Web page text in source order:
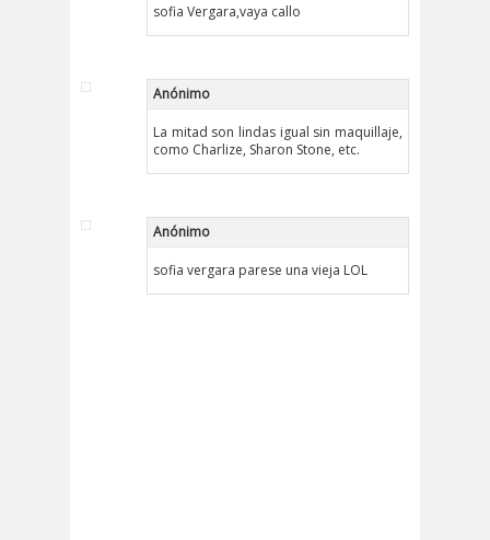
sofia Vergara,vaya callo
Anónimo
La mitad son lindas igual sin maquillaje,
como Charlize, Sharon Stone, etc.
Anónimo
sofia vergara parese una vieja LOL